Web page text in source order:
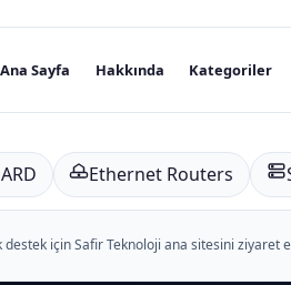
Ana Sayfa Hakkında Kategoriler
Ethernet Routers
için Safir Teknoloji ana sitesini ziyaret